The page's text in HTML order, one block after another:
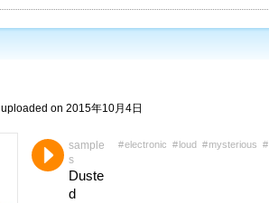
uploaded on 2015年10月4日
sample
s
Duste
d
electronic loud mysterious